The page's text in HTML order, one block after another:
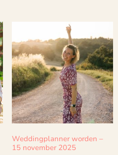
Weddingplanner worden –
15 november 2025